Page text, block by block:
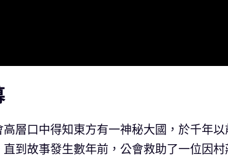
層口中得知東方有一神秘大國，於千年以
到故事發生數年前，公會救助了一位因村